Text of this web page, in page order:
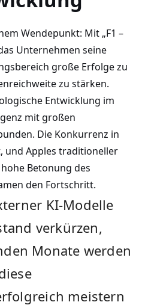
Wendepunkt: Mit „F1 –
Unternehmen seine
große Erfolge zu
zu stärken.
Entwicklung im
mit großen
Die Konkurrenz in
und Apples traditioneller
Betonung des
den Fortschritt.
KI-Modelle
verkürzen,
Monate werden
meistern